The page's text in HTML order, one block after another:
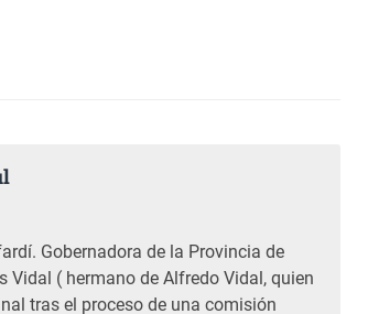
Gobernadora de la Provincia de
Vidal ( hermano de Alfredo Vidal, quien
tras el proceso de una comisión